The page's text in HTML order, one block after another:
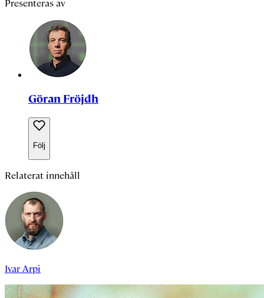
Presenteras av
Göran Fröjdh
Följ
Relaterat innehåll
Ivar Arpi